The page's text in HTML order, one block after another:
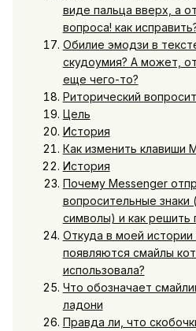
виде пальца вверх, а
вопроса! как
Обилие эмодзи в
скудоумия? А может,
еще чего-то?
Риторический
Цель
История
Как изменить клавиши
История
Почему Messenger
вопросительные знаки
символы) и как решить
Откуда в моей истории
появляются смайлы
использовала?
Что обозначает
ладони
Правда ли, что